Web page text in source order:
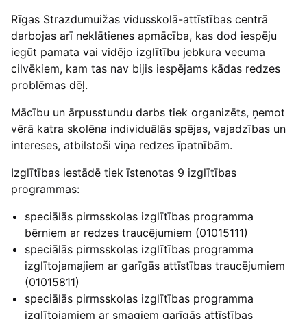
Rīgas Strazdumuižas vidusskolā-attīstības centrā
darbojas arī neklātienes apmācība, kas dod iespēju
iegūt pamata vai vidējo izglītību jebkura vecuma
cilvēkiem, kam tas nav bijis iespējams kādas redzes
problēmas dēļ.
Mācību un ārpusstundu darbs tiek organizēts, ņemot
vērā katra skolēna individuālās spējas, vajadzības un
intereses, atbilstoši viņa redzes īpatnībām.
Izglītības iestādē tiek īstenotas 9 izglītības
programmas:
speciālās pirmsskolas izglītības programma
bērniem ar redzes traucējumiem (01015111)
speciālās pirmsskolas izglītības programma
izglītojamajiem ar garīgās attīstības traucējumiem
(01015811)
speciālās pirmsskolas izglītības programma
izglītojamiem ar smagiem garīgās attīstības